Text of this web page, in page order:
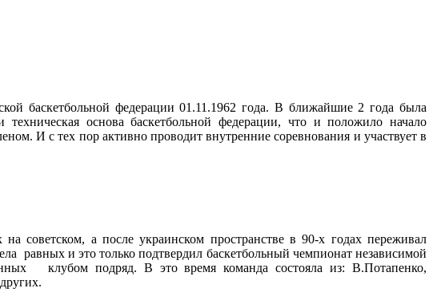
баскетбольной федерации 01.11.1962 года. В ближайшие 2 года была
основа баскетбольной федерации, что и положило начало
И с тех пор активно проводит внутренние соревнования и участвует в
а после украинском пространстве в 90-х годах переживал
равных и это только подтвердил баскетбольный чемпионат независимой
клубом подряд. В это время команда состояла из: В.Потапенко,